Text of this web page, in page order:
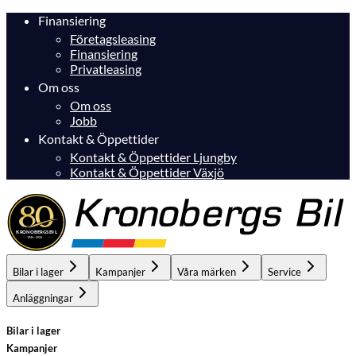
Finansiering
Företagsleasing
Finansiering
Privatleasing
Om oss
Om oss
Jobb
Kontakt & Öppettider
Kontakt & Öppettider Ljungby
Kontakt & Öppettider Växjö
Bilar i lager Kampanjer Våra märken Service
Anläggningar
Bilar i lager
Kampanjer